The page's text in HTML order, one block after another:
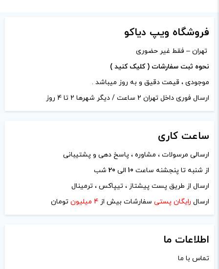
افزودن به سبد خریدفروشگاه ویپ دیاکو
تهران – فقط غیر حضوری
نحوه ثبت سفارشات ( کلیک کنید )
موجودی ، قیمت دقیق و به روز میباشد .
ارسال فوری داخل تهران 2 ساعت / دیگر شهرها 2 تا 4 روز
ساعت کاری
ارسالی مرسولات ، مشاوره ، پاسخ دهی و پشتیبانی
از شنبه تا پنجشنه ساعت 10 الی 20 شب
ارسال از طریق پست پیشتاز ، تیپاکس ، ترمینال
ارسال رایگان پستی سفارشات بیش از 4 میلیون تومان
اطلاعات ما
تماس با ما